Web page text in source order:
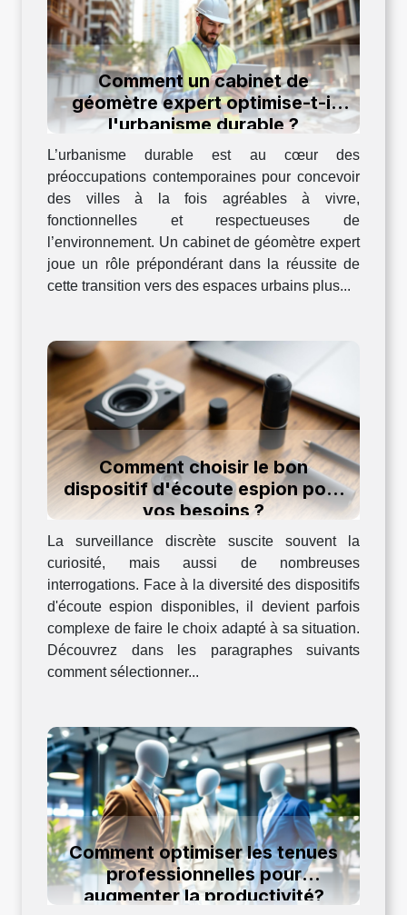
Comment un cabinet de
géomètre expert optimise-t-il
l'urbanisme durable ?
L’urbanisme durable est au cœur des
préoccupations contemporaines pour concevoir
des villes à la fois agréables à vivre,
fonctionnelles et respectueuses de
l’environnement. Un cabinet de géomètre expert
joue un rôle prépondérant dans la réussite de
cette transition vers des espaces urbains plus...
Comment choisir le bon
dispositif d'écoute espion pour
vos besoins ?
La surveillance discrète suscite souvent la
curiosité, mais aussi de nombreuses
interrogations. Face à la diversité des dispositifs
d'écoute espion disponibles, il devient parfois
complexe de faire le choix adapté à sa situation.
Découvrez dans les paragraphes suivants
comment sélectionner...
Comment optimiser les tenues
professionnelles pour
augmenter la productivité?